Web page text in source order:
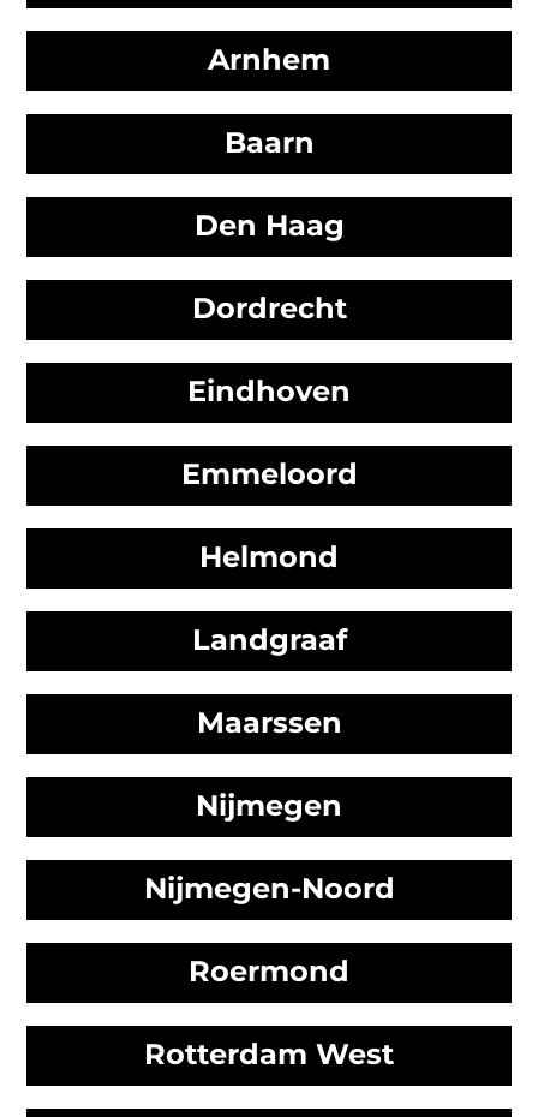
Arnhem
Baarn
Den Haag
Dordrecht
Eindhoven
Emmeloord
Helmond
Landgraaf
Maarssen
Nijmegen
Nijmegen-Noord
Roermond
Rotterdam West